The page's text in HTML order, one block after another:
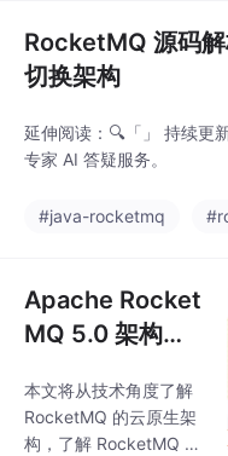
RocketMQ 源码
切换架构
延伸阅读：🔍「」 持续更
专家 AI 答疑服务。
#java-rocketmq
Apache Rocket
MQ 5.0 架构解
原生架构支撑多
元化场景
本文将从技术角度了解
RocketMQ 的云原生架
构，了解 RocketMQ 如